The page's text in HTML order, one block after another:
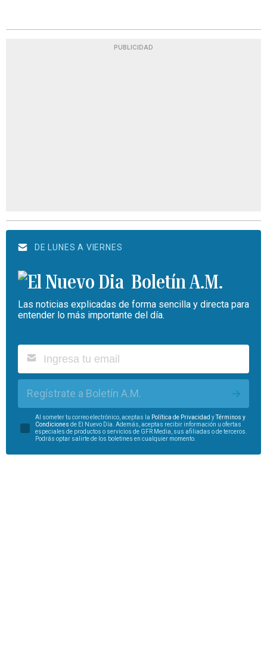
PUBLICIDAD
DE LUNES A VIERNES
Boletín A.M.
Las noticias explicadas de forma sencilla y directa para
entender lo más importante del día.
Regístrate a Boletín A.M.
Al someter tu correo electrónico, aceptas la Política de Privacidad yTérminos y
Condiciones de El Nuevo Día. Además, aceptas recibir información u ofertas
especiales de productos o servicios de GFR Media, sus afiliadas o de terceros.
Podrás optar salirte de los boletines en cualquier momento.